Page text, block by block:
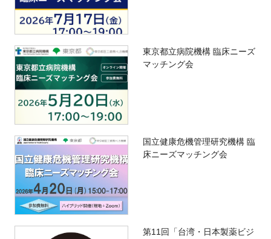
東京都立病院機構 臨床ニーズ
マッチング会
国立健康危機管理研究機構 臨
床ニーズマッチング会
第11回「台湾・日本製薬ビジ